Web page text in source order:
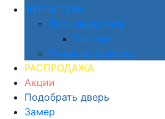
ФУРНИТУРА
Производители
Vantage
Ручки на розетке
РАСПРОДАЖА
Акции
Подобрать дверь
Замер